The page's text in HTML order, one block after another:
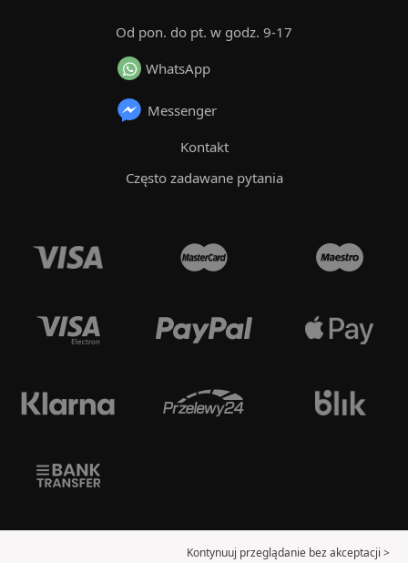
Od pon. do pt. w godz. 9-17
WhatsApp
Messenger
Kontakt
Często zadawane pytania
Kontynuuj przeglądanie bez akceptacji >